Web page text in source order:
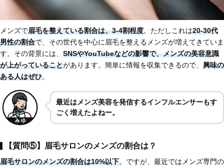
メンズで眉毛を整えている割合は、3-4割程度。ただしこれは20-30代
男性の割合で、その世代を中心に眉毛を整えるメンズが増えてきていま
す。その背景には、 SNSやYouTubeなどの影響で、メンズの美容意識
が上がっていることがあります。簡単に情報を収集できるので、 興味の
ある人はぜひ。
最近はメンズ美容を発信するインフルエンサーもす
ごく増えたよねー。
【質問⑤】眉毛サロンのメンズの割合は？
眉毛サロンのメンズの割合は10%以下。ですが、最近ではメンズ専門の